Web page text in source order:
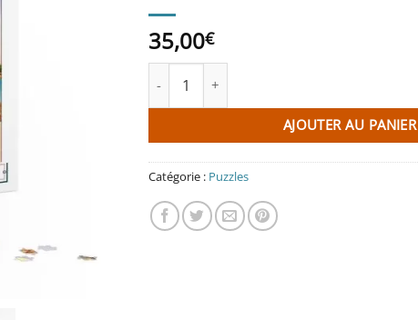
35,00€
AJOUTER AU PANIER
Catégorie : Puzzles